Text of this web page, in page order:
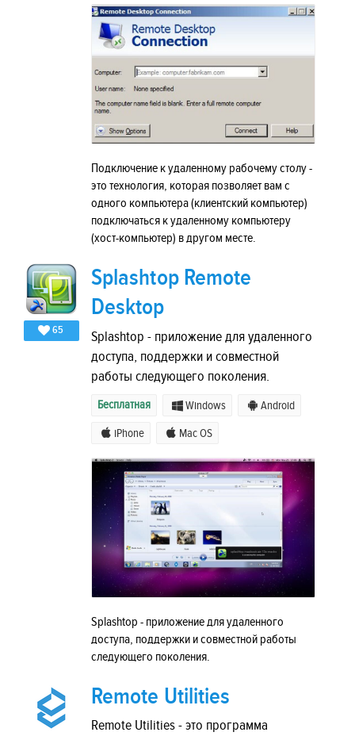
Подключение к удаленному рабочему столу -
это технология, которая позволяет вам с
одного компьютера (клиентский компьютер)
подключаться к удаленному компьютеру
(хост-компьютер) в другом месте.
65
Splashtop Remote
Desktop
Splashtop - приложение для удаленного
доступа, поддержки и совместной
работы следующего поколения.
Бесплатная Windows Android
iPhone Mac OS
Splashtop - приложение для удаленного
доступа, поддержки и совместной работы
следующего поколения.
Remote Utilities
Remote Utilities - это программа